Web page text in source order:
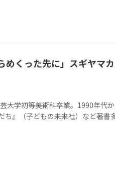
めくった先に」スギヤマ
学初等美術科卒業。1990年代か
ち』（子どもの未来社）など著書